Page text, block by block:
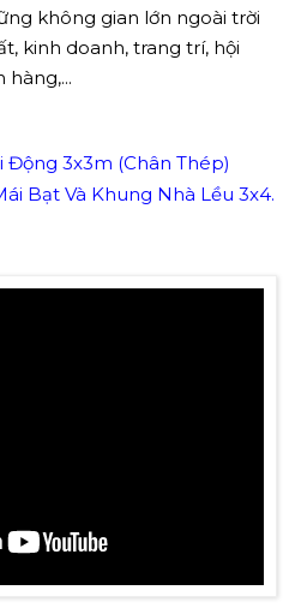
không gian lớn ngoài trời
kinh doanh, trang trí, hội
Động 3x3m (Chân Thép)
Bạt Và Khung Nhà Lều 3x4.